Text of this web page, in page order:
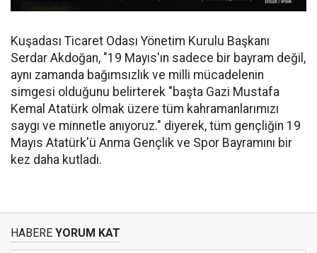
Kuşadası Ticaret Odası Yönetim Kurulu Başkanı
Serdar Akdoğan, "19 Mayıs'ın sadece bir bayram değil,
aynı zamanda bağımsızlık ve milli mücadelenin
simgesi olduğunu belirterek "başta Gazi Mustafa
Kemal Atatürk olmak üzere tüm kahramanlarımızı
saygı ve minnetle anıyoruz." diyerek, tüm gençliğin 19
Mayıs Atatürk'ü Anma Gençlik ve Spor Bayramını bir
kez daha kutladı.
HABERE YORUM KAT